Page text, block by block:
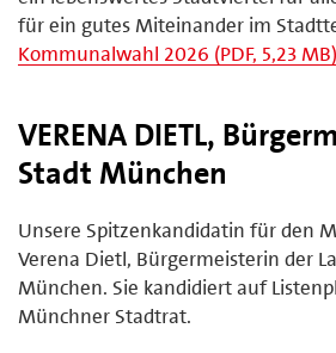
für ein gutes Miteinander im
Kommunalwahl 2026 (PDF, 5,23 MB)
VERENA DIETL,
Stadt München
Unsere Spitzenkandidatin für den
Verena Dietl, Bürgermeisterin der
München. Sie kandidiert auf
Münchner Stadtrat.